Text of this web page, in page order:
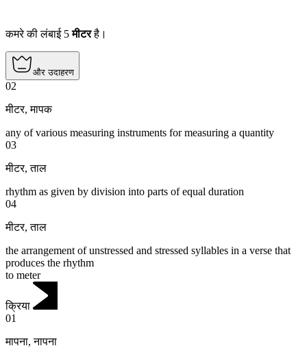
कमरे की लंबाई 5मीटरहै।
और उदाहरण
02
मीटर,मापक
any of various measuring instruments for measuring a quantity
03
मीटर,ताल
rhythm as given by division into parts of equal duration
04
मीटर,ताल
the arrangement of unstressed and stressed syllables in a verse that
produces the rhythm
to meter
क्रिया
01
मापना,नापना